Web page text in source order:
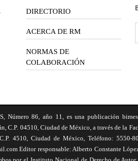
DIRECTORIO
ACERCA DE RM
NORMAS DE
COLABORACIÓN
Número 86, año 11, es una publicación
C.P. 04510, Ciudad de México, a través de la
4510, Ciudad de México, Teléfono: 5550-
Editor responsable: Alberto Constante